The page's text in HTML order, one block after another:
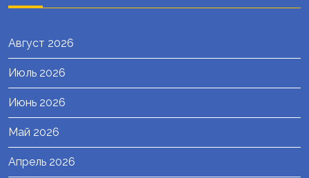
Август 2026
Июль 2026
Июнь 2026
Май 2026
Апрель 2026